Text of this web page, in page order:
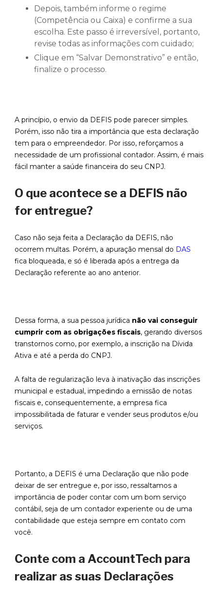
Depois, também informe o regime
(Competência ou Caixa) e confirme a sua
escolha. Este passo é irreversível, portanto,
revise todas as informações com cuidado;
Clique em “Salvar Demonstrativo” e então,
finalize o processo.
A princípio, o envio da DEFIS pode parecer simples.
Porém, isso não tira a importância que esta declaração
tem para o empreendedor. Por isso, reforçamos a
necessidade de um profissional contador. Assim, é mais
fácil manter a saúde financeira do seu CNPJ.
O que acontece se a DEFIS não
for entregue?
Caso não seja feita a Declaração da DEFIS, não
ocorrem multas. Porém, a apuração mensal do DAS
fica bloqueada, e só é liberada após a entrega da
Declaração referente ao ano anterior.
Dessa forma, a sua pessoa jurídica não vai conseguir
cumprir com as obrigações fiscais, gerando diversos
transtornos como, por exemplo, a inscrição na Dívida
Ativa e até a perda do CNPJ.
A falta de regularização leva à inativação das inscrições
municipal e estadual, impedindo a emissão de notas
fiscais e, consequentemente, a empresa fica
impossibilitada de faturar e vender seus produtos e/ou
serviços.
Portanto, a DEFIS é uma Declaração que não pode
deixar de ser entregue e, por isso, ressaltamos a
importância de poder contar com um bom serviço
contábil, seja de um contador experiente ou de uma
contabilidade que esteja sempre em contato com
você.
Conte com a AccountTech para
realizar as suas Declarações